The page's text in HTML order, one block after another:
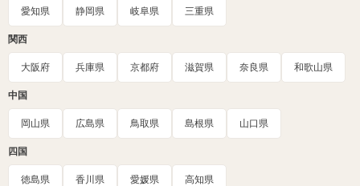
愛知県 静岡県 岐阜県 三重県
関西
大阪府 兵庫県 京都府 滋賀県 奈良県 和歌山県
中国
岡山県 広島県 鳥取県 島根県 山口県
四国
徳島県 香川県 愛媛県 高知県